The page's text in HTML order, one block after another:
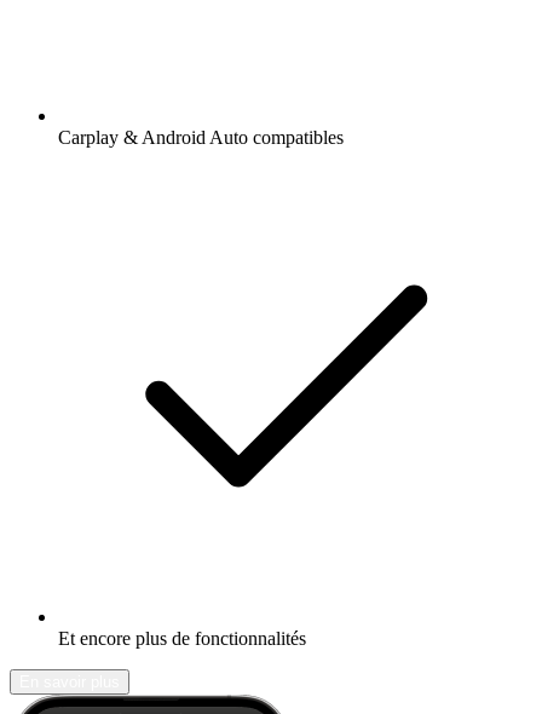
Carplay & Android Auto compatibles
Et encore plus de fonctionnalités